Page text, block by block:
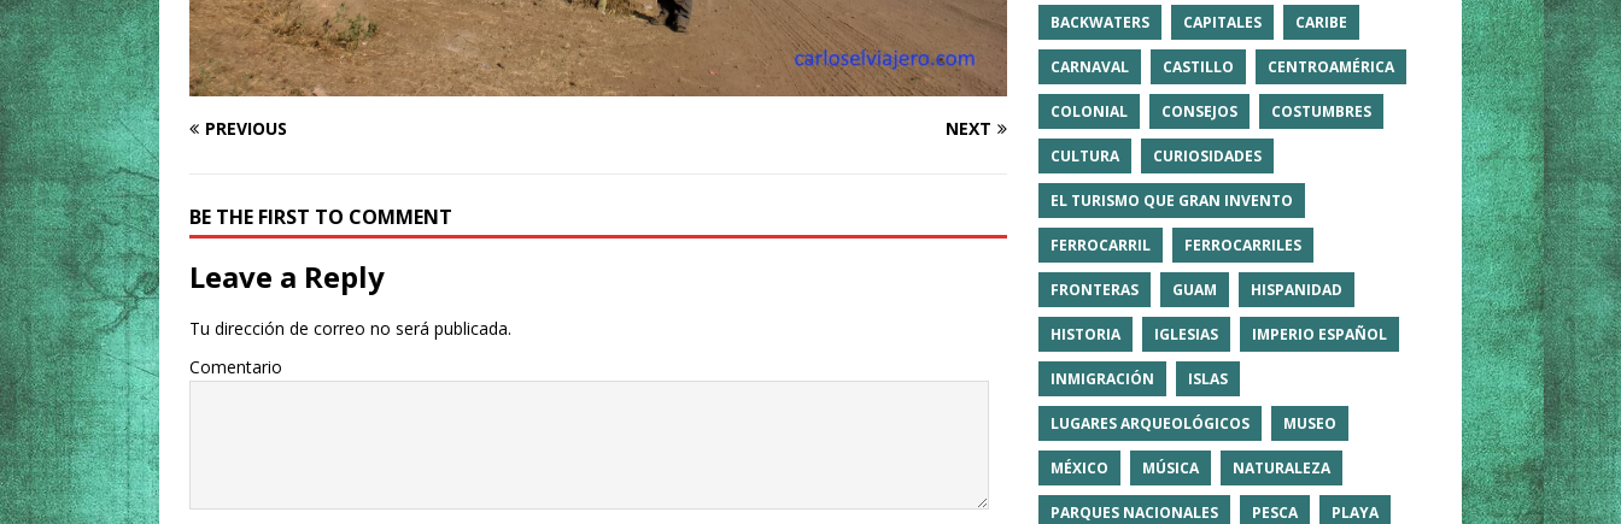
PREVIOUS NEXT
BE THE FIRST TO COMMENT
Leave a Reply
Tu dirección de correo no será publicada.
Comentario
BACKWATERS CAPITALES CARIBE
CARNAVAL CASTILLO CENTROAMÉRICA
COLONIAL CONSEJOS COSTUMBRES
CULTURA CURIOSIDADES
EL TURISMO QUE GRAN INVENTO
FERROCARRIL FERROCARRILES
FRONTERAS GUAM HISPANIDAD
HISTORIA IGLESIAS IMPERIO ESPAÑOL
INMIGRACIÓN ISLAS
LUGARES ARQUEOLÓGICOS MUSEO
MÉXICO MÚSICA NATURALEZA
PARQUES NACIONALES PESCA PLAYA